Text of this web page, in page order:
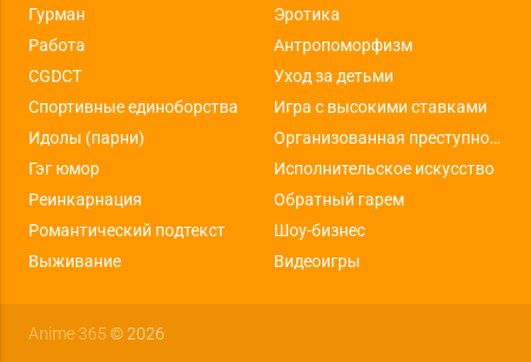
Гурман
Эротика
Работа
Антропоморфизм
CGDCT
Уход за детьми
Спортивные единоборства
Игра с высокими ставками
Идолы (парни)
Организованная преступность
Гэг юмор
Исполнительское искусство
Реинкарнация
Обратный гарем
Романтический подтекст
Шоу-бизнес
Выживание
Видеоигры
Anime 365 © 2026